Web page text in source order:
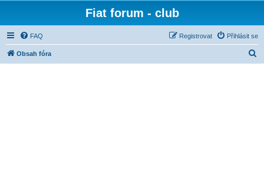
Fiat forum - club
FAQ Přihlásit se
Registrovat
Obsah fóra